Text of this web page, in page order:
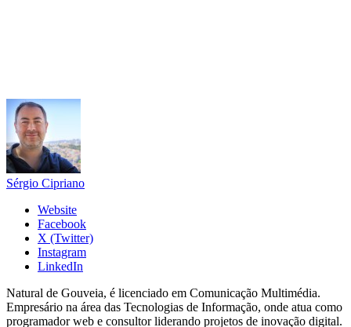
Sérgio Cipriano
Website
Facebook
X (Twitter)
Instagram
LinkedIn
Natural de Gouveia, é licenciado em Comunicação Multimédia.
Empresário na área das Tecnologias de Informação, onde atua como
programador web e consultor liderando projetos de inovação digital.